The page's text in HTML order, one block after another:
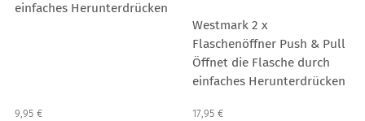
einfaches Herunterdrücken
Verkaufspreis: 9,95 €
9,95 €
Westmark 2 x
Flaschenöffner Push & Pull
Öffnet die Flasche durch
einfaches Herunterdrücken
Verkaufspreis: 17,95 €
17,95 €